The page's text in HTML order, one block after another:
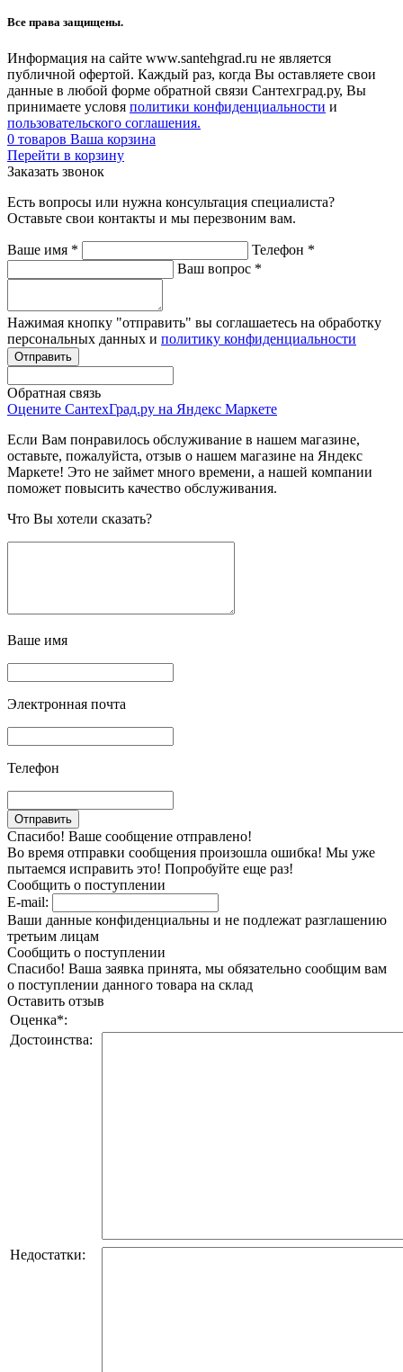
Все права защищены.
Информация на сайте www.santehgrad.ru не является
публичной офертой. Каждый раз, когда Вы оставляете свои
данные в любой форме обратной связи Сантехград.ру, Вы
принимаете условя политики конфиденциальности и
пользовательского соглашения.
0 товаров Ваша корзина
Перейти в корзину
Заказать звонок
Есть вопросы или нужна консультация специалиста?
Оставьте свои контакты и мы перезвоним вам.
Ваше имя * Телефон *
Ваш вопрос *
Нажимая кнопку "отправить" вы соглашаетесь на обработку
персональных данных и политику конфиденциальности
Обратная связь
Оцените СантехГрад.ру на Яндекс Маркете
Если Вам понравилось обслуживание в нашем магазине,
оставьте, пожалуйста, отзыв о нашем магазине на Яндекс
Маркете! Это не займет много времени, а нашей компании
поможет повысить качество обслуживания.
Что Вы хотели сказать?
Ваше имя
Электронная почта
Телефон
Спасибо! Ваше сообщение отправлено!
Во время отправки сообщения произошла ошибка! Мы уже
пытаемся исправить это! Попробуйте еще раз!
Сообщить о поступлении
E-mail:
Ваши данные конфиденциальны и не подлежат разглашению
третьим лицам
Сообщить о поступлении
Спасибо! Ваша заявка принята, мы обязательно сообщим вам
о поступлении данного товара на склад
Оставить отзыв
Оценка*:
Достоинства:
Недостатки: